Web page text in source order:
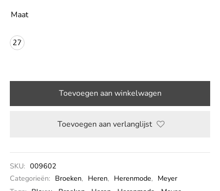
Maat
27
Toevoegen aan winkelwagen
Toevoegen aan verlanglijst
SKU: 009602
Categorieën: Broeken, Heren, Herenmode, Meyer